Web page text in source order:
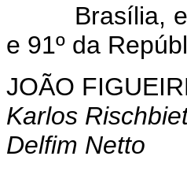
Brasília, em
e 91º da
JOÃO
Karlos
Delfim Netto